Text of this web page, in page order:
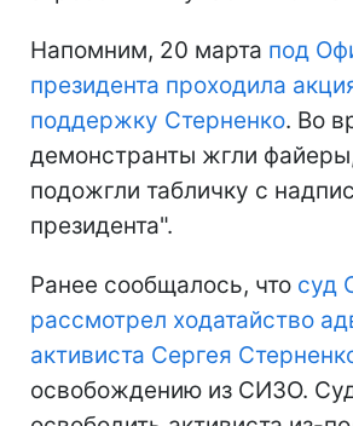
Напомним, 20 марта под
президента проходила
поддержку Стерненко. Во
демонстранты жгли
подожгли табличку с
президента".
Ранее сообщалось, что суд
рассмотрел ходатайство
активиста Сергея
освобождению из СИЗО.